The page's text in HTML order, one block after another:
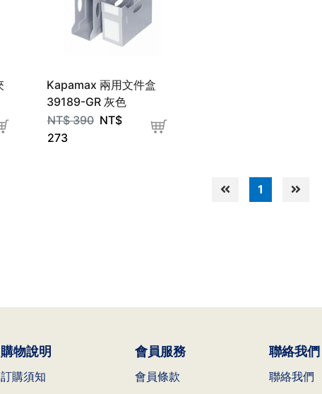
Kapamax 兩用文件盒
39189-GR 灰色
NT$390 NT$
273
1
購物說明
訂購須知
會員服務
會員條款
聯絡我們
聯絡我們